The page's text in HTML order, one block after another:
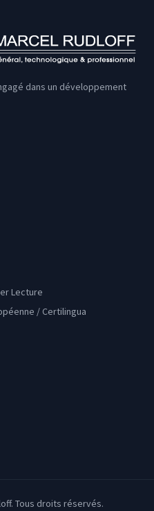
dans un développement
Lecture
/ Certilingua
Tous droits réservés.